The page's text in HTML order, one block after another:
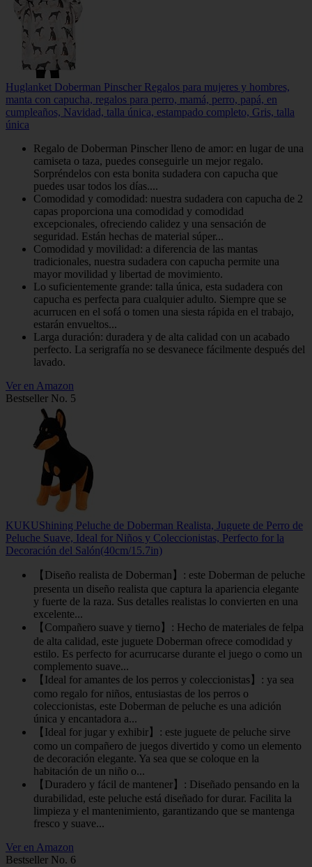
Huglanket Doberman Pinscher Regalos para mujeres y hombres,
manta con capucha, regalos para perro, mamá, perro, papá, en
cumpleaños, Navidad, talla única, estampado completo, Gris, talla
única
Regalo de Doberman Pinscher lleno de amor: en lugar de una
camiseta o taza, puedes conseguirle un mejor regalo.
Sorpréndelos con esta bonita sudadera con capucha que
puedes usar todos los días....
Comodidad y comodidad: nuestra sudadera con capucha de 2
capas proporciona una comodidad y comodidad
excepcionales, ofreciendo calidez y una sensación de
seguridad. Están hechas de material súper...
Comodidad y movilidad: a diferencia de las mantas
tradicionales, nuestra sudadera con capucha permite una
mayor movilidad y libertad de movimiento.
Lo suficientemente grande: talla única, esta sudadera con
capucha es perfecta para cualquier adulto. Siempre que se
acurrucen en el sofá o tomen una siesta rápida en el trabajo,
estarán envueltos...
Larga duración: duradera y de alta calidad con un acabado
perfecto. La serigrafía no se desvanece fácilmente después del
lavado.
Ver en Amazon
Bestseller No. 5
KUKUShining Peluche de Doberman Realista, Juguete de Perro de
Peluche Suave, Ideal for Niños y Coleccionistas, Perfecto for la
Decoración del Salón(40cm/15.7in)
【Diseño realista de Doberman】: este Doberman de peluche
presenta un diseño realista que captura la apariencia elegante
y fuerte de la raza. Sus detalles realistas lo convierten en una
excelente...
【Compañero suave y tierno】: Hecho de materiales de felpa
de alta calidad, este juguete Doberman ofrece comodidad y
estilo. Es perfecto for acurrucarse durante el juego o como un
complemento suave...
【Ideal for amantes de los perros y coleccionistas】: ya sea
como regalo for niños, entusiastas de los perros o
coleccionistas, este Doberman de peluche es una adición
única y encantadora a...
【Ideal for jugar y exhibir】: este juguete de peluche sirve
como un compañero de juegos divertido y como un elemento
de decoración elegante. Ya sea que se coloque en la
habitación de un niño o...
【Duradero y fácil de mantener】: Diseñado pensando en la
durabilidad, este peluche está diseñado for durar. Facilita la
limpieza y el mantenimiento, garantizando que se mantenga
fresco y suave...
Ver en Amazon
Bestseller No. 6